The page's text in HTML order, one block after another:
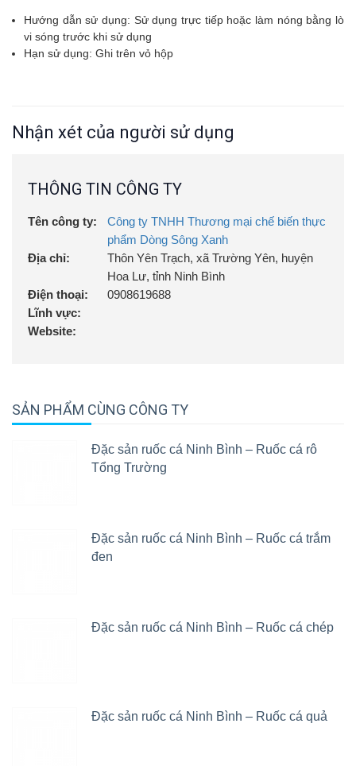
Hướng dẫn sử dụng: Sử dụng trực tiếp hoặc làm nóng bằng lò
vi sóng trước khi sử dụng
Hạn sử dụng: Ghi trên vỏ hộp
Nhận xét của người sử dụng
THÔNG TIN CÔNG TY
Tên công ty:
Công ty TNHH Thương mại chế biến thực
phẩm Dòng Sông Xanh
Địa chỉ:
Thôn Yên Trạch, xã Trường Yên, huyện
Hoa Lư, tỉnh Ninh Bình
Điện thoại:
0908619688
Lĩnh vực:
Website:
SẢN PHẨM CÙNG CÔNG TY
Đặc sản ruốc cá Ninh Bình – Ruốc cá rô
Tổng Trường
Đặc sản ruốc cá Ninh Bình – Ruốc cá trắm
đen
Đặc sản ruốc cá Ninh Bình – Ruốc cá chép
Đặc sản ruốc cá Ninh Bình – Ruốc cá quả